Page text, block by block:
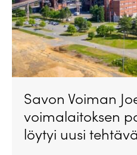
Savon Voiman
voimalaitoksen
löytyi uusi